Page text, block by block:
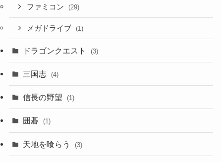
ファミコン (29)
メガドライブ (1)
ドラゴンクエスト (3)
三国志 (4)
信長の野望 (1)
囲碁 (1)
天地を喰らう (3)